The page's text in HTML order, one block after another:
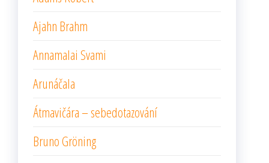
Ajahn Brahm
Annamalai Svami
Arunáčala
Átmavičára – sebedotazování
Bruno Gröning